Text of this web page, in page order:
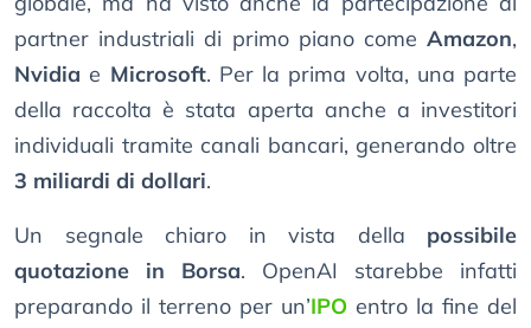
partner industriali di primo piano come Amazon,
Nvidia e Microsoft. Per la prima volta, una parte
della raccolta è stata aperta anche a investitori
individuali tramite canali bancari, generando oltre
3 miliardi di dollari.
Un segnale chiaro in vista della possibile
quotazione in Borsa. OpenAI starebbe infatti
preparando il terreno per un’IPO entro la fine del